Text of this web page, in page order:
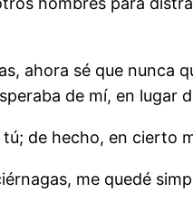
ahora sé que nunca
de mí, en lugar
de hecho, en cierto
me quedé